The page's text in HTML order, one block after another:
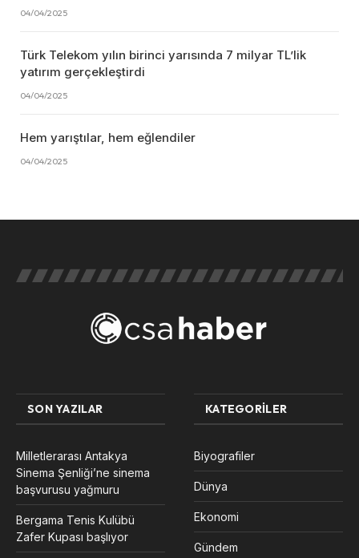
04/04/2025
Türk Telekom yılın birinci yarısında 7 milyar TL’lik
yatırım gerçekleştirdi
04/04/2025
Hem yarıştılar, hem eğlendiler
04/04/2025
SON YAZILAR
Milletlerarası Antakya
Sinema Şenliği’ne sinema
başvurusu yağmuru
Bergama Tenis Kulübü
Zafer Kupası başlıyor
KATEGORILER
Biyografiler
Dünya
Ekonomi
Gündem